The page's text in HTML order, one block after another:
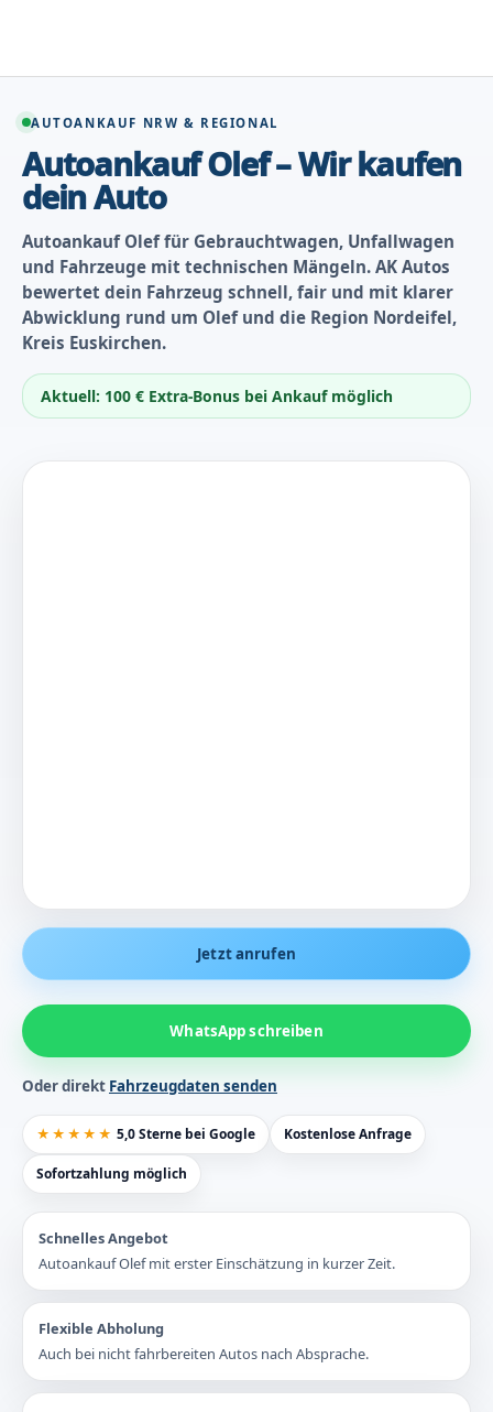
springen
AUTOANKAUF NRW & REGIONAL
Autoankauf Olef – Wir kaufen
dein Auto
Autoankauf Olef für Gebrauchtwagen, Unfallwagen
und Fahrzeuge mit technischen Mängeln. AK Autos
bewertet dein Fahrzeug schnell, fair und mit klarer
Abwicklung rund um Olef und die Region Nordeifel,
Kreis Euskirchen.
Aktuell: 100 € Extra-Bonus bei Ankauf möglich
Jetzt anrufen
WhatsApp schreiben
Oder direkt Fahrzeugdaten senden
★★★★★ 5,0 Sterne bei Google Kostenlose Anfrage
Sofortzahlung möglich
Schnelles Angebot
Autoankauf Olef mit erster Einschätzung in kurzer Zeit.
Flexible Abholung
Auch bei nicht fahrbereiten Autos nach Absprache.